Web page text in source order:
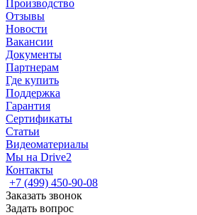
Производство
Отзывы
Новости
Вакансии
Документы
Партнерам
Где купить
Поддержка
Гарантия
Сертификаты
Статьи
Видеоматериалы
Мы на Drive2
Контакты
+7 (499) 450-90-08
Заказать звонок
Задать вопрос